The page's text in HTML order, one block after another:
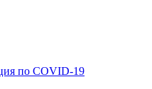
по COVID-19